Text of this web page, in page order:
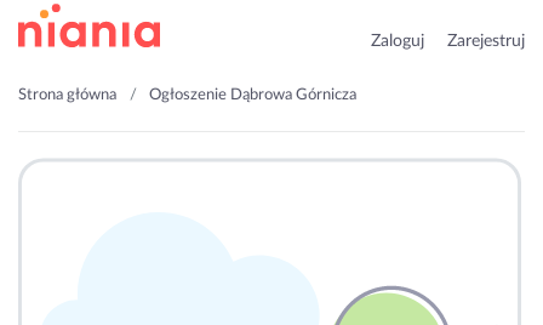
Zaloguj Zarejestruj
Strona główna Ogłoszenie Dąbrowa Górnicza